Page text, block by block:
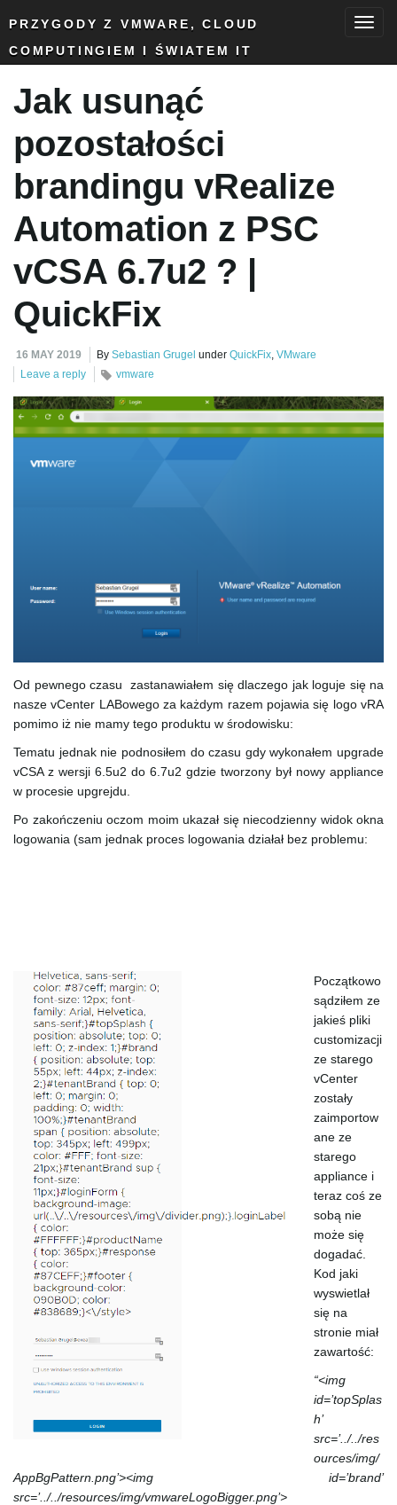
e
n
PRZYGODY Z VMWARE, CLOUD
COMPUTINGIEM I ŚWIATEM IT
Jak usunąć
pozostałości
brandingu vRealize
Automation z PSC
vCSA 6.7u2 ? |
QuickFix
16 MAY 2019 By Sebastian Grugel under QuickFix, VMware
Leave a reply
vmware
Od pewnego czasu zastanawiałem się dlaczego jak loguje się na
nasze vCenter LABowego za każdym razem pojawia się logo vRA
pomimo iż nie mamy tego produktu w środowisku:
Tematu jednak nie podnosiłem do czasu gdy wykonałem upgrade
vCSA z wersji 6.5u2 do 6.7u2 gdzie tworzony był nowy appliance
w procesie upgrejdu.
Po zakończeniu oczom moim ukazał się niecodzienny widok okna
logowania (sam jednak proces logowania działał bez problemu:
Początkowo
sądziłem ze
jakieś pliki
customizacji
ze starego
vCenter
zostały
zaimportow
ane ze
starego
appliance i
teraz coś ze
sobą nie
może się
dogadać.
Kod jaki
wyswietlał
się na
stronie miał
zawartość:
“<img
id=’topSplas
h’
src=’../../res
ources/img/
AppBgPattern.png’><img id=’brand’
src=’../../resources/img/vmwareLogoBigger.png’>